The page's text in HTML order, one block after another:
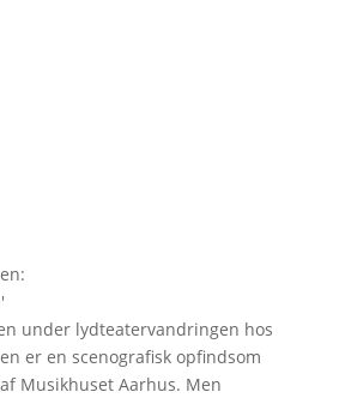
:
'
under lydteatervandringen hos
er en scenografisk opfindsom
Musikhuset Aarhus. Men